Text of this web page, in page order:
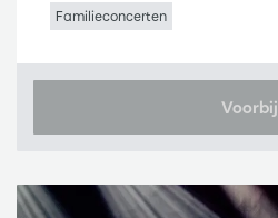
Familieconcerten
Voorbij